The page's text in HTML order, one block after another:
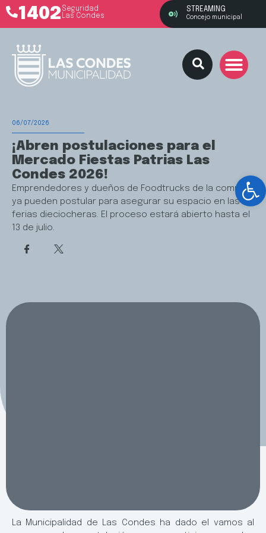
1402 Seguridad
Las Condes
STREAMING
Concejo municipal
06/07/2026
¡Abren postulaciones para el
Mercado Fiestas Patrias Las
Condes 2026!
Emprendedores y dueños de Foodtrucks de la comuna
ya pueden postular para asegurar su espacio en las
ferias dieciocheras. El proceso estará abierto hasta el
13 de julio.
La Municipalidad de Las Condes ha dado el vamos al